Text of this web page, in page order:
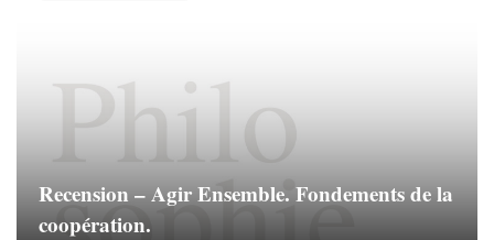
Recension – Agir Ensemble. Fondements de la
coopération.